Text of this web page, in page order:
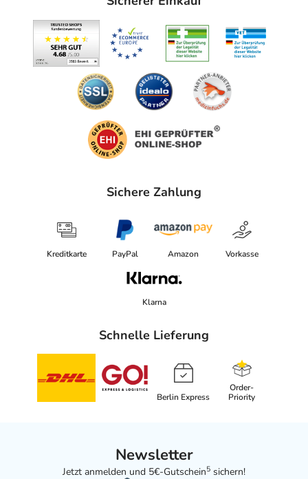
Reckitt Benckiser Deutschland GmbH
Darwinstraße 2-4
69115 Heidelberg
elektronische Adresse: https://www.reckitt.com/
Angaben gem. EU-Produktsicherheitsverordnung (GPSR)
PDF des Beipackzettelskönnen Sie sich oben
Sichere Zahlung
Kreditkarte PayPal Amazon Vorkasse
Klarna
Schnelle Lieferung
Berlin Express
Order-
Priority
Newsletter
Jetzt anmelden und 5€-Gutschein5 sichern!